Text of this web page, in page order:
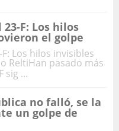
F: Los hilos
el golpe
Los hilos invisibles
ReltiHan pasado más
sig ...
no falló, se la
un golpe de